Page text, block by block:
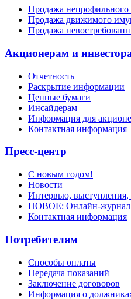
Продажа
Продажа движимого
Продажа
Акционерам и
Отчетность
Раскрытие информации
Ценные бумаги
Инсайдерам
Информация для
Контактная информация
Пресс-центр
С новым годом!
Новости
Интервью, выступления,
НОВОЕ: Онлайн-журнал
Контактная информация
Потребителям
Способы оплаты
Передача показаний
Заключение договоров
Информация о